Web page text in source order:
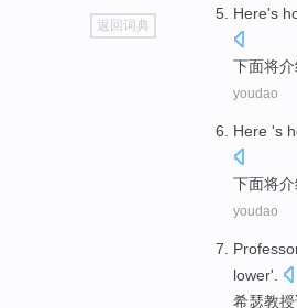
go
top
返回词典
Here's
下面将介
youdao
Here 's
下面将介
youdao
lower'.
希瑟教授